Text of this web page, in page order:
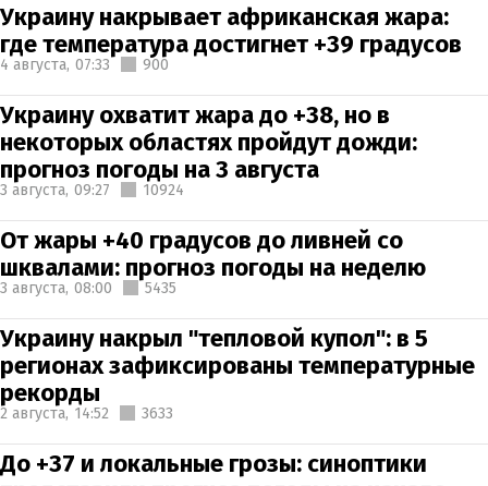
Украину накрывает африканская жара:
где температура достигнет +39 градусов
4 августа, 07:33 900
Украину охватит жара до +38, но в
некоторых областях пройдут дожди:
прогноз погоды на 3 августа
3 августа, 09:27 10924
От жары +40 градусов до ливней со
шквалами: прогноз погоды на неделю
3 августа, 08:00 5435
Украину накрыл "тепловой купол": в 5
регионах зафиксированы температурные
рекорды
2 августа, 14:52 3633
До +37 и локальные грозы: синоптики